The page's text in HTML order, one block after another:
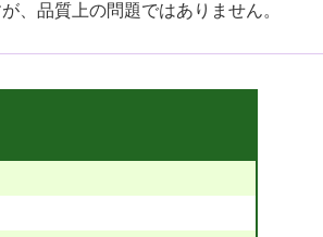
、品質上の問題ではありません。